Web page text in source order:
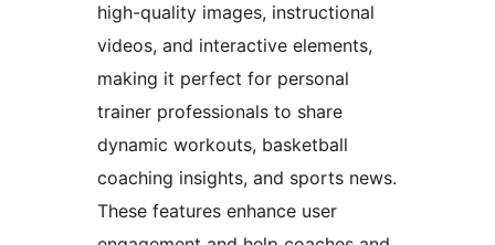
high-quality images, instructional
videos, and interactive elements,
making it perfect for personal
trainer professionals to share
dynamic workouts, basketball
coaching insights, and sports news.
These features enhance user